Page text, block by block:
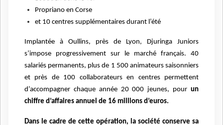
Propriano en Corse
et 10 centres supplémentaires durant l’été
Implantée à Oullins, près de Lyon, Djuringa Juniors
s’impose progressivement sur le marché français. 40
salariés permanents, plus de 1 500 animateurs saisonniers
et près de 100 collaborateurs en centres permettent
d’accompagner chaque année 20 000 jeunes, pour un
chiffre d’affaires annuel de 16 millions d’euros.
Dans le cadre de cette opération, la société conserve sa